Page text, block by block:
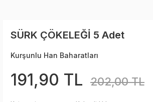
SÜRK ÇÖKELEĞİ 5 Adet
Kurşunlu Han Baharatları
191,90 TL 202,00 TL